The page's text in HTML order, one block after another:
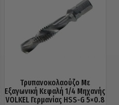
Τρυπανοκολαούζο Με
Εξαγωνική Κεφαλή 1/4 Μηχανής
VOLKEL Γερμανίας HSS-G 5×0.8